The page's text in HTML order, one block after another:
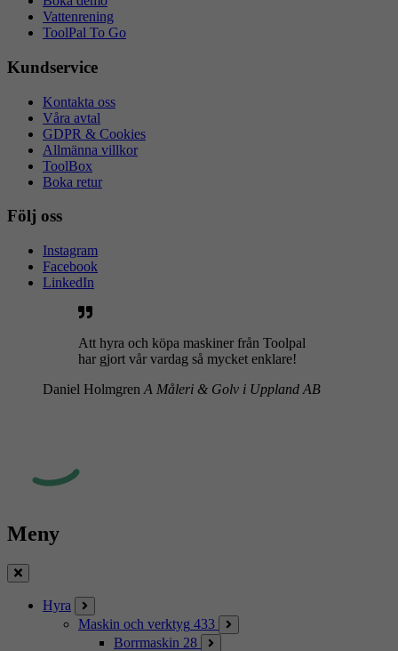
Vattenrening
ToolPal To Go
Kundservice
Kontakta oss
Våra avtal
GDPR & Cookies
Allmänna villkor
ToolBox
Boka retur
Följ oss
Instagram
Facebook
LinkedIn
Att hyra och köpa maskiner från Toolpal
har gjort vår vardag så mycket enklare!
Daniel Holmgren A Måleri & Golv i Uppland AB
Meny
Stäng
Hyra
Maskin och verktyg 433
Borrmaskin 28